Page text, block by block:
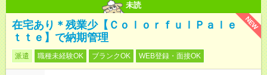
未読
NEW
在宅あり＊残業少【ＣｏｌｏｒｆｕｌＰａｌｅ
ｔｔｅ】で納期管理
派遣 職種未経験OK ブランクOK WEB登録・面接OK